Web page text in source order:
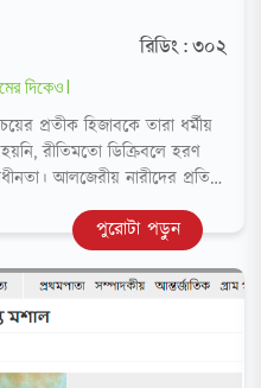
রিডিং : ৩০২
দিকেও।
প্রতীক হিজাবকে তারা ধর্মীয়
হয়নি, রীতিমতো ডিক্রিবলে হরণ
আলজেরীয় নারীদের প্রতি
শক্তিমত্তা প্রদর্শন এবং
গায়েবপুরোটা পড়ুন